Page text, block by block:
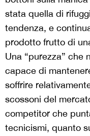
stata quella di
tendenza, e
prodotto frutto di
Una “purezza” che
capace di
soffrire
scossoni del
competitor che
tecnicismi, quanto